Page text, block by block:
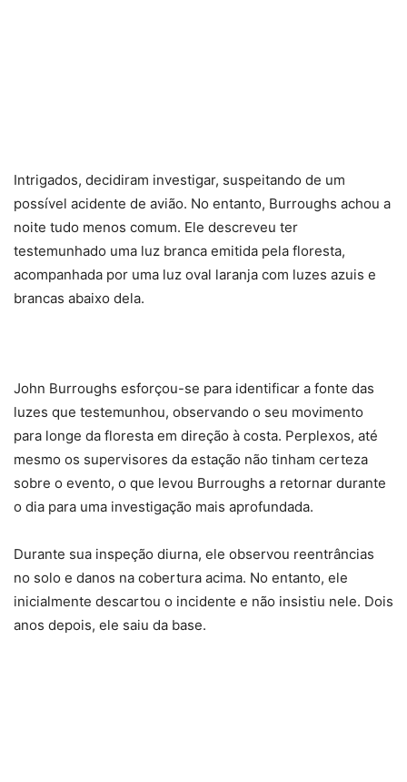
Intrigados, decidiram investigar, suspeitando de um
possível acidente de avião. No entanto, Burroughs achou a
noite tudo menos comum. Ele descreveu ter
testemunhado uma luz branca emitida pela floresta,
acompanhada por uma luz oval laranja com luzes azuis e
brancas abaixo dela.
John Burroughs esforçou-se para identificar a fonte das
luzes que testemunhou, observando o seu movimento
para longe da floresta em direção à costa. Perplexos, até
mesmo os supervisores da estação não tinham certeza
sobre o evento, o que levou Burroughs a retornar durante
o dia para uma investigação mais aprofundada.
Durante sua inspeção diurna, ele observou reentrâncias
no solo e danos na cobertura acima. No entanto, ele
inicialmente descartou o incidente e não insistiu nele. Dois
anos depois, ele saiu da base.